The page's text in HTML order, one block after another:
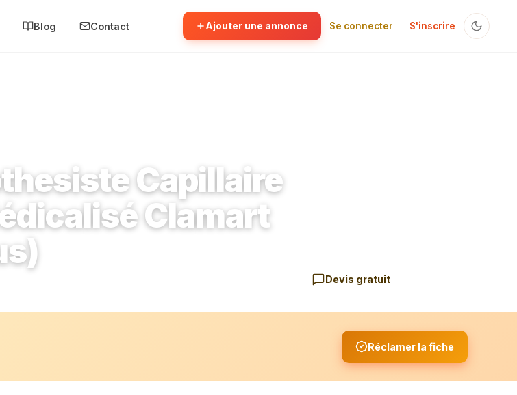
Blog Contact Ajouter une annonce Se connecter S'inscrire
Capillaire
Clamart
Devis gratuit
Réclamer la fiche